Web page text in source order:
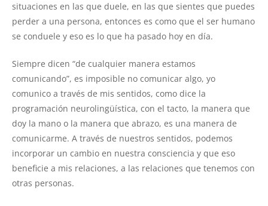
situaciones en las que duele, en las que sientes que puedes
perder a una persona, entonces es como que el ser humano
se conduele y eso es lo que ha pasado hoy en día.
Siempre dicen “de cualquier manera estamos
comunicando”, es imposible no comunicar algo, yo
comunico a través de mis sentidos, como dice la
programación neurolingüística, con el tacto, la manera que
doy la mano o la manera que abrazo, es una manera de
comunicarme. A través de nuestros sentidos, podemos
incorporar un cambio en nuestra consciencia y que eso
beneficie a mis relaciones, a las relaciones que tenemos con
otras personas.